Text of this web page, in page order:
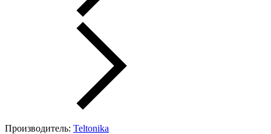
Производитель: Teltonika